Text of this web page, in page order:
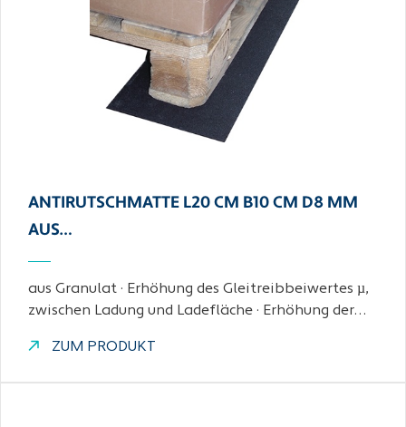
ANTIRUTSCHMATTE L20 CM B10 CM D8 MM
AUS…
aus Granulat · Erhöhung des Gleitreibbeiwertes µ,
zwischen Ladung und Ladefläche · Erhöhung der…
ZUM PRODUKT